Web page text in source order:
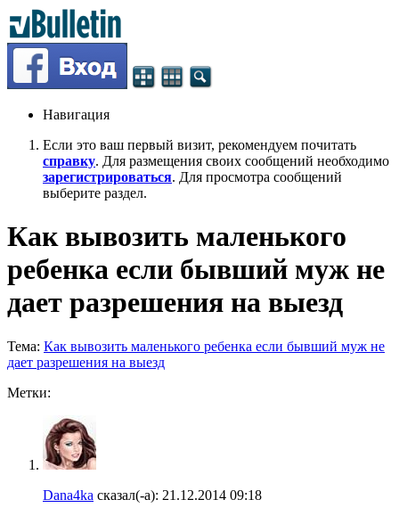
Навигация
Если это ваш первый визит, рекомендуем почитать
справку. Для размещения своих сообщений необходимо
зарегистрироваться. Для просмотра сообщений
выберите раздел.
Как вывозить маленького
ребенка если бывший муж не
дает разрешения на выезд
Тема: Как вывозить маленького ребенка если бывший муж не
дает разрешения на выезд
Метки:
Dana4ka сказал(-а): 21.12.2014 09:18